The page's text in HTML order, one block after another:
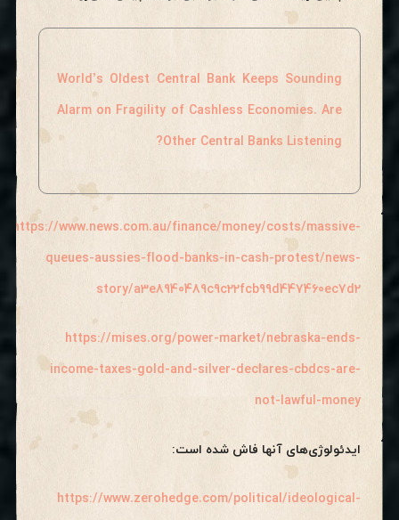
World’s Oldest Central Bank Keeps Sounding
Alarm on Fragility of Cashless Economies. Are
Other Central Banks Listening?
https://www.news.com.au/finance/money/costs/massive-
queues-aussies-flood-banks-in-cash-protest/news-
story/a3e8940489c9c22fcb99d447460ec7d2
https://mises.org/power-market/nebraska-ends-
income-taxes-gold-and-silver-declares-cbdcs-are-
not-lawful-money
ایدئولوژی‌های آنها فاش شده است:
https://www.zerohedge.com/political/ideological-